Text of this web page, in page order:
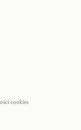
cookies